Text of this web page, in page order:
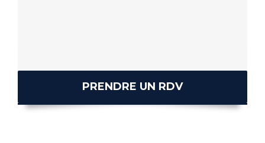
PRENDRE UN RDV